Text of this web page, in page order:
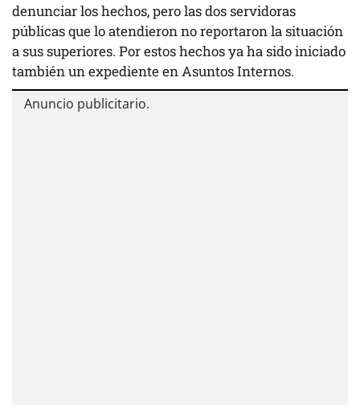
denunciar los hechos, pero las dos servidoras
públicas que lo atendieron no reportaron la situación
a sus superiores. Por estos hechos ya ha sido iniciado
también un expediente en Asuntos Internos.